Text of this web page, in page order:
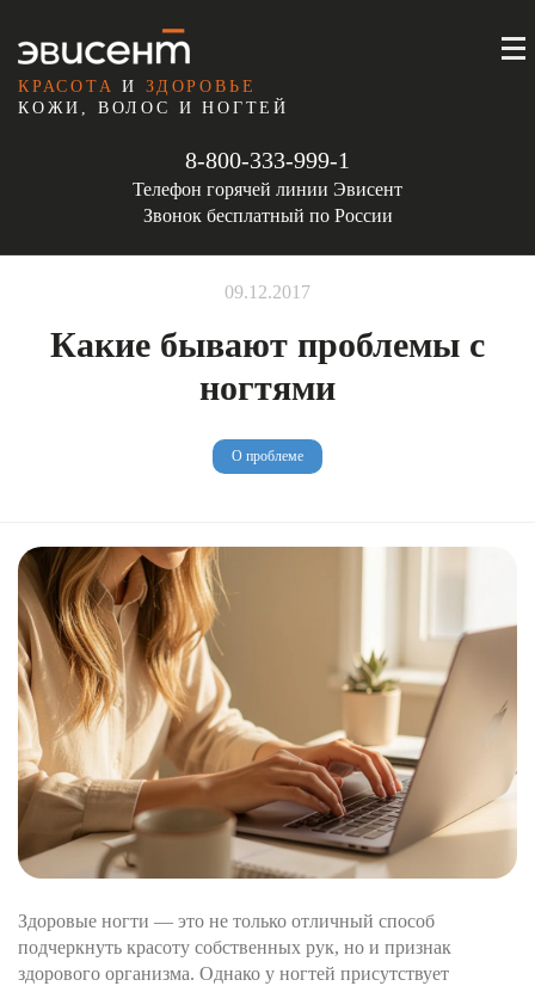
КРАСОТА ИЗДОРОВЬЕ
КОЖИ, ВОЛОС И НОГТЕЙ
8-800-333-999-1
Телефон горячей линии Эвисент
Звонок бесплатный по России
09.12.2017
Какие бывают проблемы с
ногтями
О проблеме
Здоровые ногти — это не только отличный способ
подчеркнуть красоту собственных рук, но и признак
здорового организма. Однако у ногтей присутствует